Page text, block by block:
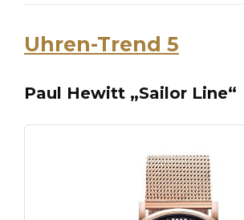
Uhren-Trend 5
Paul Hewitt „Sailor Line“